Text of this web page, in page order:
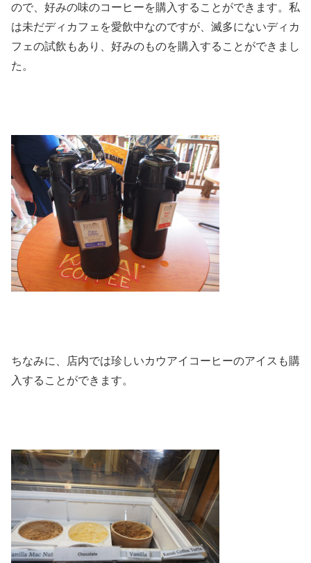
ので、好みの味のコーヒーを購入することができます。私
は未だディカフェを愛飲中なのですが、滅多にないディカ
フェの試飲もあり、好みのものを購入することができまし
た。
ちなみに、店内では珍しいカウアイコーヒーのアイスも購
入することができます。